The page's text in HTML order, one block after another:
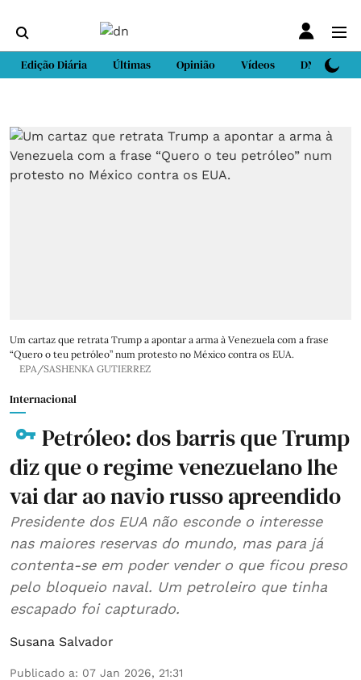
Edição Diária Últimas Opinião Vídeos DN Sport
Um cartaz que retrata Trump a apontar a arma à Venezuela com a frase
“Quero o teu petróleo” num protesto no México contra os EUA.
EPA/SASHENKA GUTIERREZ
Internacional
Petróleo: dos barris que Trump
diz que o regime venezuelano lhe
vai dar ao navio russo apreendido
Presidente dos EUA não esconde o interesse
nas maiores reservas do mundo, mas para já
contenta-se em poder vender o que ficou preso
pelo bloqueio naval. Um petroleiro que tinha
escapado foi capturado.
Susana Salvador
Publicado a: 07 Jan 2026, 21:31